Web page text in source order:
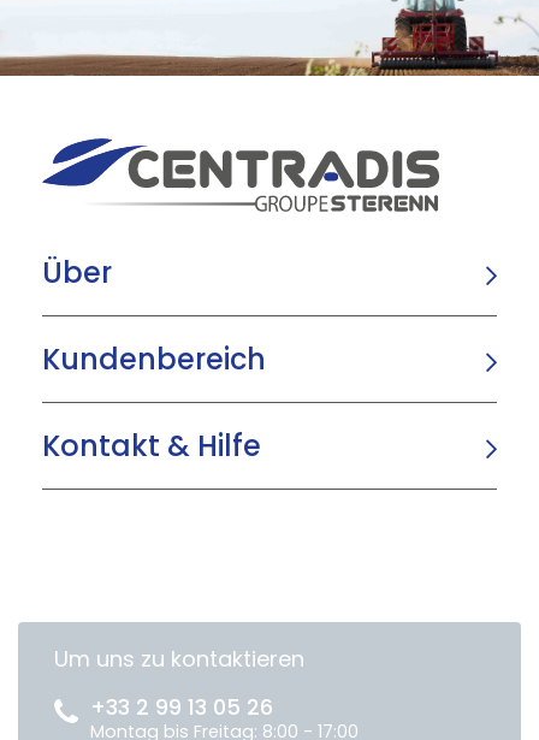
Über
Kundenbereich
Kontakt & Hilfe
Um uns zu kontaktieren
+33 2 99 13 05 26
Montag bis Freitag: 8:00 - 17:00